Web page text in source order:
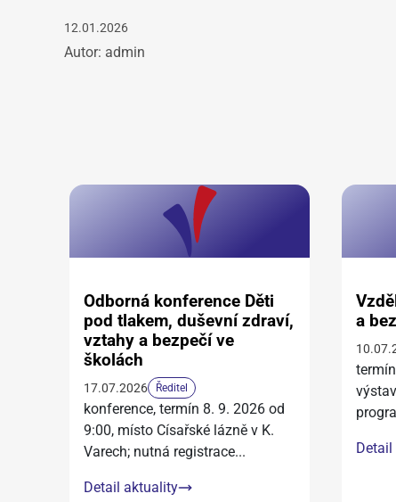
12.01.2026
Autor: admin
Odborná konference Děti
pod tlakem, duševní zdraví,
vztahy a bezpečí ve
školách
17.07.2026 Ředitel
konference, termín 8. 9. 2026 od
9:00, místo Císařské lázně v K.
Varech; nutná registrace...
Detail aktuality
a